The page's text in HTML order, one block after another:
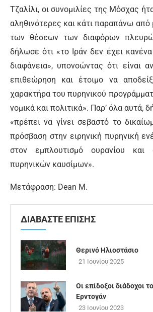
Τζαλίλι, οι συνομιλίες της Μόσχας
αληθινότερες και κάτι παραπάνω
των θέσεων των διαφόρων
δήλωσε ότι «το Ιράν δεν έχει
διαφάνεια», υπονοώντας ότι είναι
επιθεώρηση και έτοιμο να
χαρακτήρα του πυρηνικού
νομικά και πολιτικά». Παρ’ όλα αυτά,
«πρέπει να γίνει σεβαστό το
πρόσβαση στην ειρηνική πυρηνική
στον εμπλουτισμό ουρανίου και
πυρηνικών καυσίμων».
Μετάφραση: Dean M.
ΔΙΑΒΑΣΤΕ ΕΠΙΣΗΣ
Θερινό Ηλιοστάσιο
21 Ιουνίου 2025
Οι επίδοξοι διάδοχοι
Ερντογάν
23 Ιουνίου 2023